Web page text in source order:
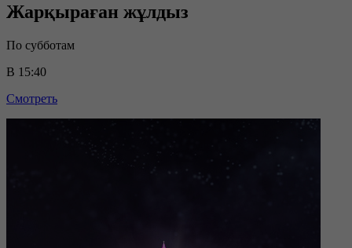
Жарқыраған жұлдыз
По субботам
В 15:40
Смотреть